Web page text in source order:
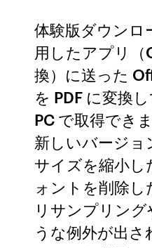
体験版ダウンロ
用したアプリ
換）に送った
を PDF に変換
PC で取得でき
新しいバージョ
サイズを縮小し
ォントを削除
リサンプリング
うな例外が出さ